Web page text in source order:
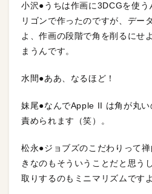
小沢●うちは作画に3DCGを使
リゴンで作ったのですが、デー
よ、作画の段階で角を削るにせ
まうんです。
水間●ああ、なるほど！
妹尾●なんでApple II は角が丸
責められます（笑）。
松永●ジョブズのこだわりって
きなのもそういうことだと思う
取りするのもミニマリズムですよ